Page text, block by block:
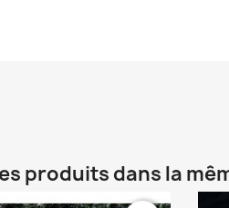
produits dans la